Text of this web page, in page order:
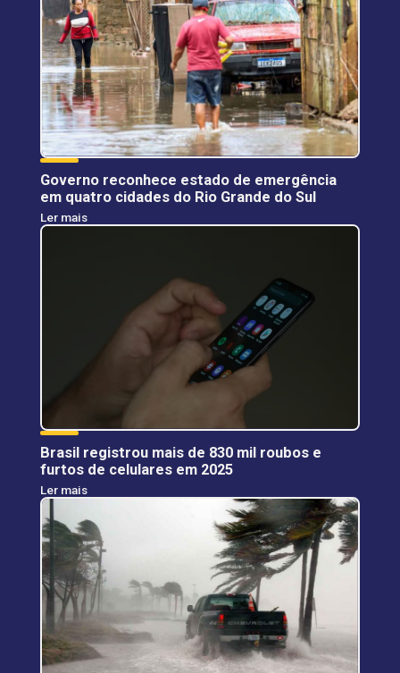
Governo reconhece estado de emergência
em quatro cidades do Rio Grande do Sul
Ler mais
Brasil registrou mais de 830 mil roubos e
furtos de celulares em 2025
Ler mais